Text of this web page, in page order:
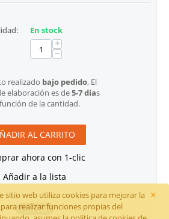
×
sitio web utiliza cookies para mejorar la
realizar funciones propias del
En stock
+
−
realizado bajo pedido, El
elaboración es de5-7 días
de la cantidad.
AL CARRITO
ahora con 1-clic
Añadir a la lista